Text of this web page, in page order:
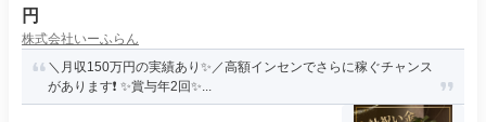
円
株式会社いーふらん
＼月収150万円の実績あり✨／高額インセンでさらに稼ぐチャンス
があります❗ ✨賞与年2回✨...